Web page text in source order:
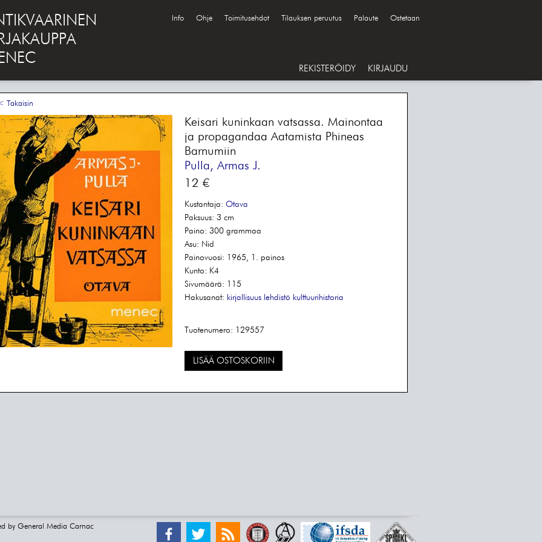
Info Ohje Toimitusehdot Tilauksen peruutus Palaute Ostetaan
REKISTERÖIDY KIRJAUDU
Takaisin
Keisari kuninkaan vatsassa. Mainontaa
ja propagandaa Aatamista Phineas
Barnumiin
Pulla, Armas J.
12 €
Kustantaja: Otava
Paksuus: 3 cm
Paino: 300 grammaa
Asu: Nid
Painovuosi: 1965, 1. painos
Kunto: K4
Sivumäärä: 115
Hakusanat: kirjallisuus lehdistö kulttuurihistoria
Tuotenumero: 129557
LISÄÄ OSTOSKORIIN
by General Media Carnac